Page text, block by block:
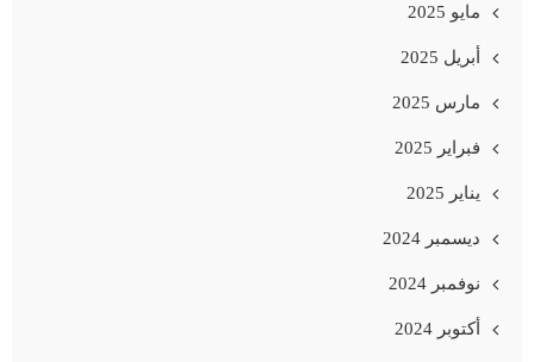
مايو 2025
أبريل 2025
مارس 2025
فبراير 2025
يناير 2025
ديسمبر 2024
نوفمبر 2024
أكتوبر 2024